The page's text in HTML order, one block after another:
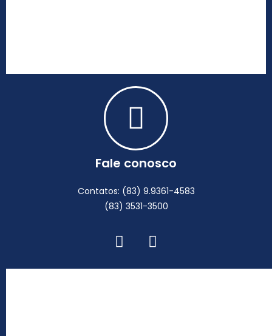
Fale conosco
Contatos: (83) 9.9361-4583
(83) 3531-3500